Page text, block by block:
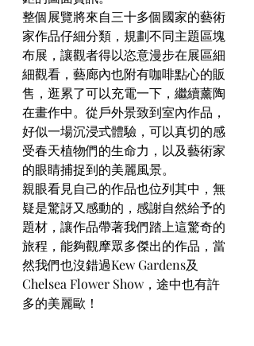
整個展覽將來自三十多個國家的藝術
家作品仔細分類，規劃不同主題區塊
布展，讓觀者得以恣意漫步在展區細
細觀看，藝廊內也附有咖啡點心的販
售，逛累了可以充電一下，繼續薰陶
在畫作中。從戶外景致到室內作品，
好似一場沉浸式體驗，可以真切的感
受春天植物們的生命力，以及藝術家
的眼睛捕捉到的美麗風景。
親眼看見自己的作品也位列其中，無
疑是驚訝又感動的，感謝自然給予的
題材，讓作品帶著我們踏上這驚奇的
旅程，能夠觀摩眾多傑出的作品，當
然我們也沒錯過Kew Gardens及
Chelsea Flower Show，途中也有許
多的美麗歐！